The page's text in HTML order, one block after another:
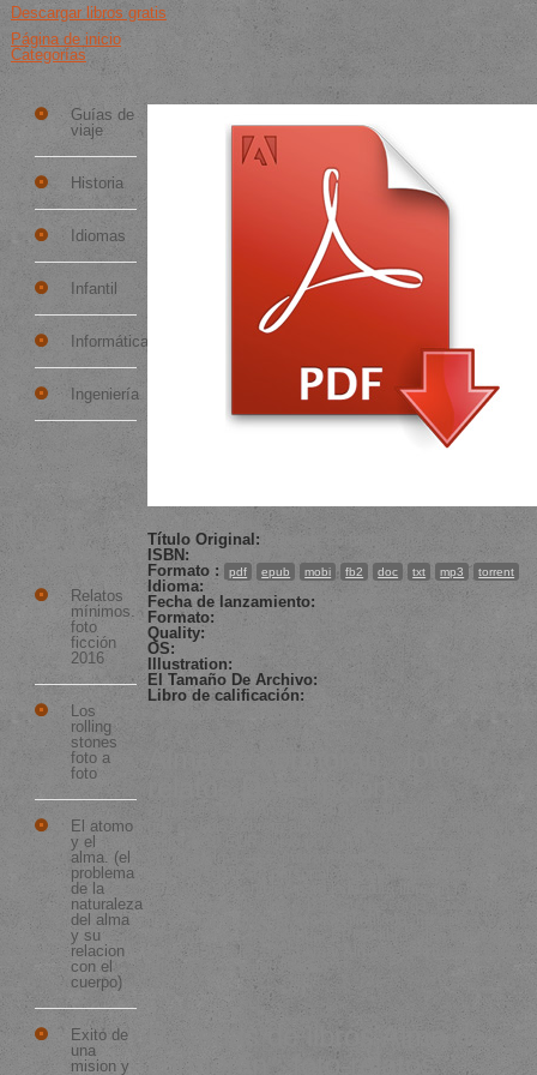
Descargar libros gratis
Página de inicio
Categorías
Guías de
viaje
Historia
Idiomas
Infantil
Informática
Ingeniería
Vendido
Relatos
mínimos.
foto
ficción
2016
Los
rolling
stones
foto a
foto
El atomo
y el
alma. (el
problema
de la
naturaleza
del alma
y su
relacion
con el
cuerpo)
Exito de
una
mision y
Alma de cormorán : foto-relatos
Descarga gratuita
EPUB PDF
Título Original:
ISBN:
Formato :
pdf epub mobi fb2 doc txt mp3 torrent
Idioma: ES
Fecha de lanzamiento:
01.01.1900
Formato:
Quality:
OS:
Illustration:
El Tamaño De Archivo:
Libro de calificación:
relatos Descripción
formatos disponibles para la lectura libre en los
libremente y obtener acceso ilimitado, no sólo a la Alma
de cormorán : foto-relatos EPUB libro, sino también a
otros materiales. Descargar Alma de cormorán : foto-
relatos EPUB gratis ahora.
Reseñas de libros Alma de
cormorán : foto-relatos